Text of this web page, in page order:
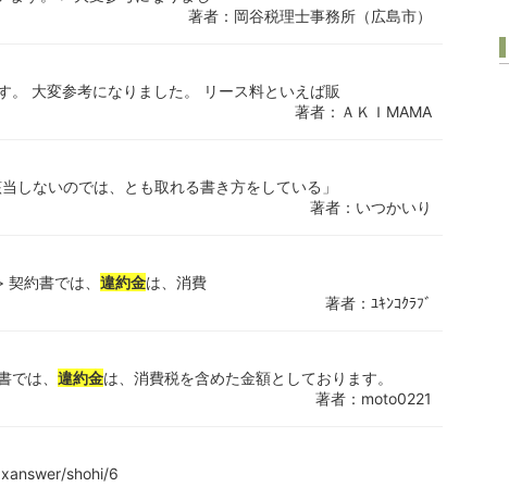
著者：岡谷税理士事務所（広島市）
。 大変参考になりました。 リース料といえば販
著者：ＡＫＩMAMA
ないのでは、とも取れる書き方をしている」
著者：いつかいり
約書では、 違約金は、消費
著者：ﾕｷﾝｺｸﾗﾌﾞ
では、 違約金は、消費税を含めた金額としております。
著者：moto0221
shohi/6